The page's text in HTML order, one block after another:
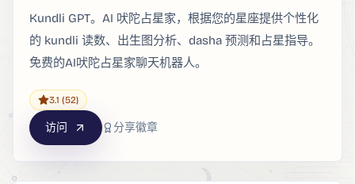
Kundli GPT。AI 吠陀占星家，根据您的星座提供个性化
的 kundli 读数、出生图分析、dasha 预测和占星指导。
免费的AI吠陀占星家聊天机器人。
3.1 (52)
访问 分享徽章